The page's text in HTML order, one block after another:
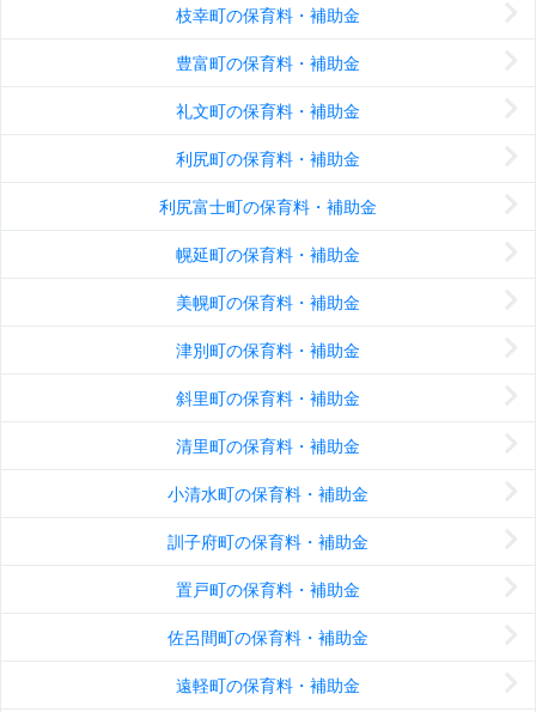
枝幸町の保育料・補助金
豊富町の保育料・補助金
礼文町の保育料・補助金
利尻町の保育料・補助金
利尻富士町の保育料・補助金
幌延町の保育料・補助金
美幌町の保育料・補助金
津別町の保育料・補助金
斜里町の保育料・補助金
清里町の保育料・補助金
小清水町の保育料・補助金
訓子府町の保育料・補助金
置戸町の保育料・補助金
佐呂間町の保育料・補助金
遠軽町の保育料・補助金